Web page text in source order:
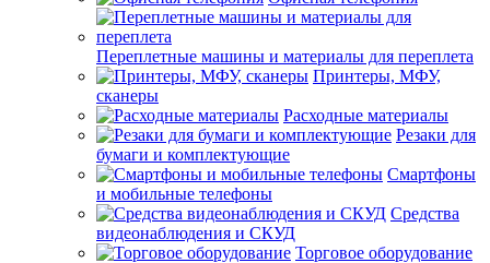
Переплетные машины и материалы для переплета
Принтеры, МФУ,
сканеры
Расходные материалы
Резаки для
бумаги и комплектующие
Смартфоны
и мобильные телефоны
Средства
видеонаблюдения и СКУД
Торговое оборудование